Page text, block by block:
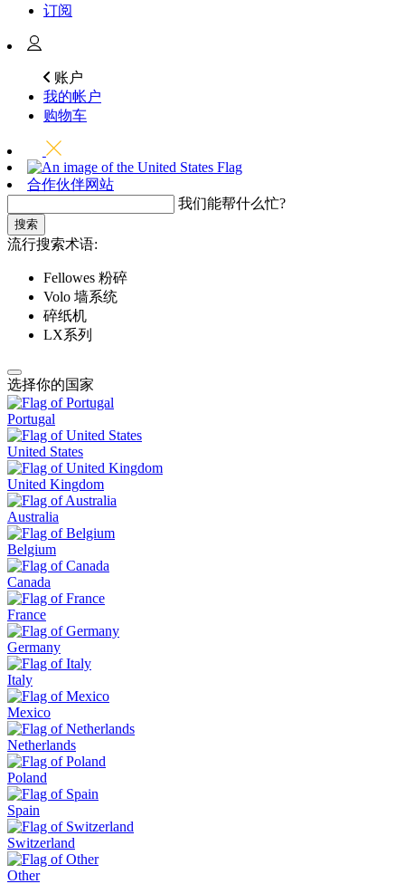
订阅
账户
我的帐户
购物车
合作伙伴网站
我们能帮什么忙?
搜索
流行搜索术语:
Fellowes 粉碎
Volo 墙系统
碎纸机
LX系列
选择你的国家
Portugal
United States
United Kingdom
Australia
Belgium
Canada
France
Germany
Italy
Mexico
Netherlands
Poland
Spain
Switzerland
Other